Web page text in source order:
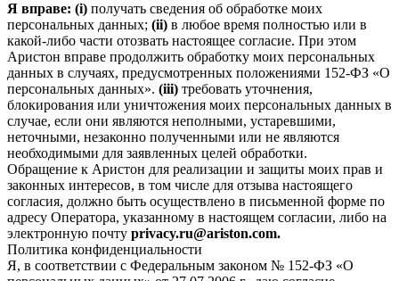
Я вправе: (i) получать сведения об обработке моих
персональных данных; (ii) в любое время полностью или в
какой-либо части отозвать настоящее согласие. При этом
Аристон вправе продолжить обработку моих персональных
данных в случаях, предусмотренных положениями 152-ФЗ «О
персональных данных». (iii) требовать уточнения,
блокирования или уничтожения моих персональных данных в
случае, если они являются неполными, устаревшими,
неточными, незаконно полученными или не являются
необходимыми для заявленных целей обработки.
Обращение к Аристон для реализации и защиты моих прав и
законных интересов, в том числе для отзыва настоящего
согласия, должно быть осуществлено в письменной форме по
адресу Оператора, указанному в настоящем согласии, либо на
электронную почту privacy.ru@ariston.com.
Политика конфиденциальности
Я, в соответствии с Федеральным законом № 152-ФЗ «О